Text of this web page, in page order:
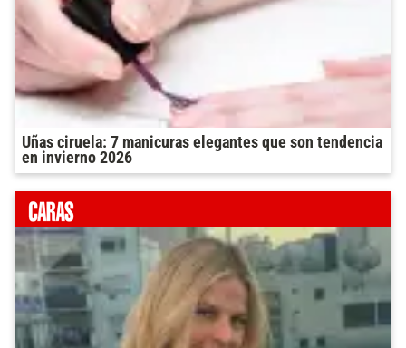
Uñas ciruela: 7 manicuras elegantes que son tendencia
en invierno 2026